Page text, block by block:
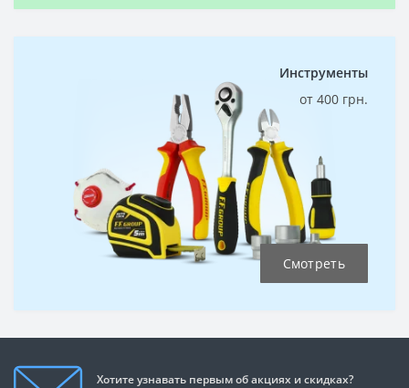
Инструменты
от 400 грн.
Смотреть
Хотите узнавать первым об акциях и скидках?